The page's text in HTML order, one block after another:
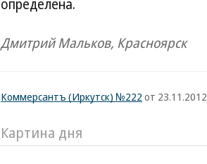
определена.
Дмитрий Мальков, Красноярск
Коммерсантъ (Иркутск) №222 от 23.11.2012
Картина дня